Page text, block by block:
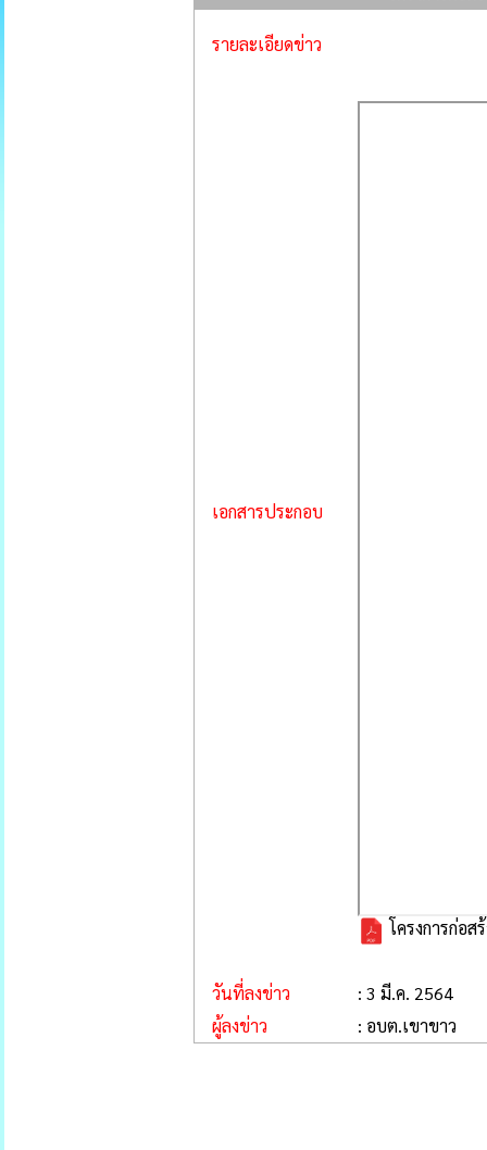
รายละเอียดข่าว
เอกสารประกอบ
โครงการก่อ
วันที่ลงข่าว
: 3 มี.ค. 2564
ผู้ลงข่าว
: อบต.เขาขาว